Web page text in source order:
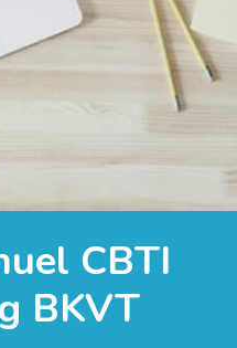
CBTI
BKVT